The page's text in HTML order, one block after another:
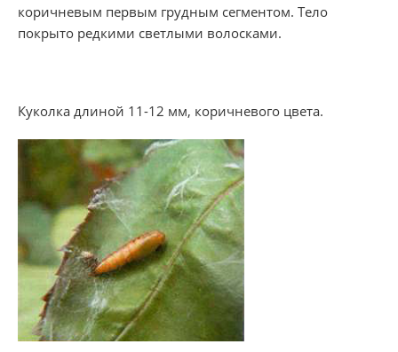
коричневым первым грудным сегментом. Тело
покрыто редкими светлыми волосками.
Куколка длиной 11-12 мм, коричневого цвета.